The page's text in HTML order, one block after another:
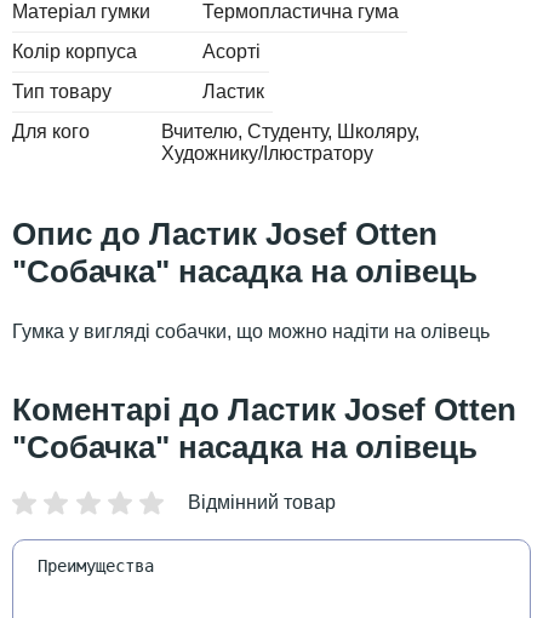
Матеріал гумки
Термопластична гума
Колір корпуса
Асорті
Тип товару
Ластик
Для кого
Вчителю Студенту
Школяру
Художнику/Ілюстратору
Ластик Josef Otten
"Собачка" насадка на олівець
Гумка у вигляді собачки, що можно надіти на олівець
Ластик Josef Otten
"Собачка" насадка на олівець